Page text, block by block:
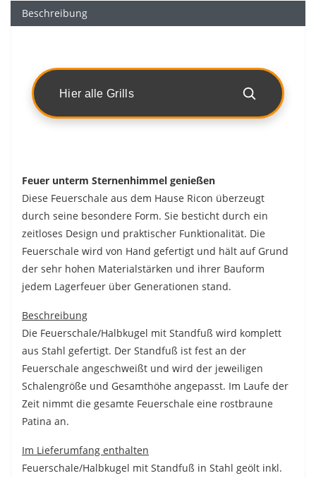
Beschreibung
Hier alle Grills
Feuer unterm Sternenhimmel genießen
Diese Feuerschale aus dem Hause Ricon überzeugt
durch seine besondere Form. Sie besticht durch ein
zeitloses Design und praktischer Funktionalität. Die
Feuerschale wird von Hand gefertigt und hält auf Grund
der sehr hohen Materialstärken und ihrer Bauform
jedem Lagerfeuer über Generationen stand.
Beschreibung
Die Feuerschale/Halbkugel mit Standfuß wird komplett
aus Stahl gefertigt. Der Standfuß ist fest an der
Feuerschale angeschweißt und wird der jeweiligen
Schalengröße und Gesamthöhe angepasst. Im Laufe der
Zeit nimmt die gesamte Feuerschale eine rostbraune
Patina an.
Im Lieferumfang enthalten
Feuerschale/Halbkugel mit Standfuß in Stahl geölt inkl.